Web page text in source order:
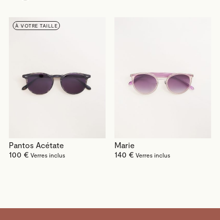
Pantos Acétate
100 €
À VOTRE TAILLE
Marie
140 €